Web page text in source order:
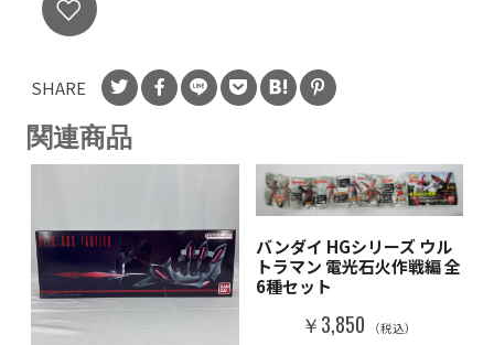
SHARE
関連商品
バンダイ HGシリーズ ウル
トラマン 電光石火作戦編 全
6種セット
￥3,850 （税込）